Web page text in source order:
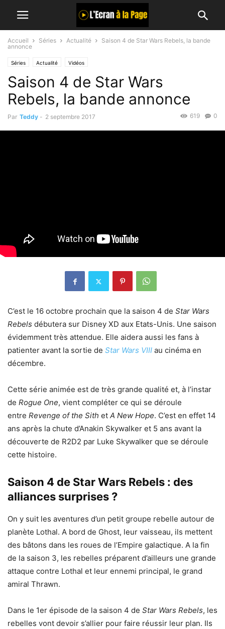
Accueil Séries Actualité
Saison 4 de Star Wars Rebels, la bande
annonce
Séries Actualité Vidéos
Saison 4 de Star Wars
Rebels, la bande annonce
Par Teddy - 2 septembre 2017 0
619
C’est le 16 octobre prochain que la saison 4 de Star Wars
Rebels débutera sur Disney XD aux Etats-Unis. Une saison
évidemment très attendue. Elle aidera aussi les fans à
patienter avant la sortie de Star Wars VIII au cinéma en
décembre.
Cette série animée est de très grande qualité et, à l’instar
de Rogue One, vient compléter ce qui se déroule
entre Revenge of the Sith et A New Hope. C’est en effet 14
ans après la chute d’Anakin Skywalker et 5 ans avant la
découverte de R2D2 par Luke Skywalker que se déroule
cette histoire.
Saison 4 de Star Wars Rebels : des
alliances surprises ?
On y suit les aventures d’un petit groupe rebelle autour de
planète Lothal. A bord de Ghost, leur vaisseau, ils mettent
des bâtons dans les roues de l’Empire galactique. A la fin
de la saison 3, les rebelles préparent d’ailleurs une grande
attaque contre Lothal et leur ennemi principal, le grand
amiral Thrawn.
Dans le 1er épisode de la saison 4 de Star Wars Rebels, les
rebelles vont devoir s’allier pour faire réussir leur plan. Ils